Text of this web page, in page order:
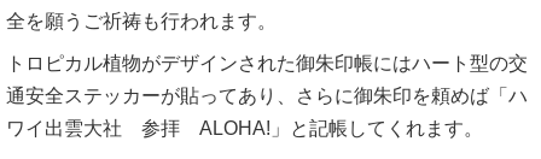
全を願うご祈祷も行われます。
トロピカル植物がデザインされた御朱印帳にはハート型の交
通安全ステッカーが貼ってあり、さらに御朱印を頼めば「ハ
ワイ出雲大社 参拝 ALOHA!」と記帳してくれます。